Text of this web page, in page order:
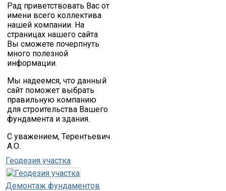
Рад приветствовать Вас от
имени всего коллектива
нашей компании. На
страницах нашего сайта
Вы сможете почерпнуть
много полезной
информации.
Мы надеемся, что данный
сайт поможет выбрать
правильную компанию
для строительства Вашего
фундамента и здания.
С уважением, Терентьевич
А.О.
Геодезия участка
Демонтаж фундаментов